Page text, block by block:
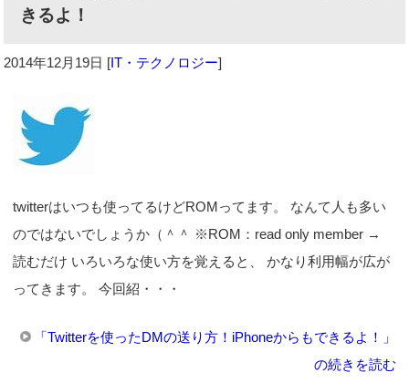
きるよ！
2014年12月19日 [IT・テクノロジー]
twitterはいつも使ってるけどROMってます。 なんて人も多い
のではないでしょうか（＾＾ ※ROM：read only member →
読むだけ いろいろな使い方を覚えると、 かなり利用幅が広が
ってきます。 今回紹・・・
「Twitterを使ったDMの送り方！iPhoneからもできるよ！」
の続きを読む